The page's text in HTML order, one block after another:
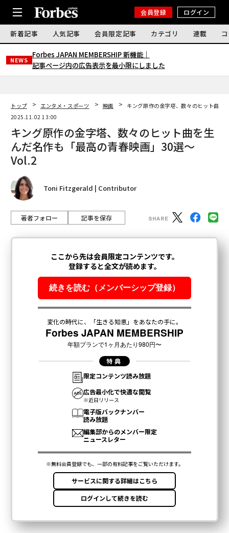
会員登録 ログイン
新着記事 人気記事 会員限定記事 カテゴリ 連載
NEWS
Forbes JAPAN MEMBERSHIP 新機能｜
記事ページ内の広告表示を最小限にしました
トップ エンタメ・スポーツ 映画
キング原作の金字塔、数々のヒット曲
2025.11.02 13:00
キング原作の金字塔、数々のヒット曲を生
んだ名作も「最高の青春映画」30選〜
Vol.2
Toni Fitzgerald | Contributor
著者フォロー 記事を保存